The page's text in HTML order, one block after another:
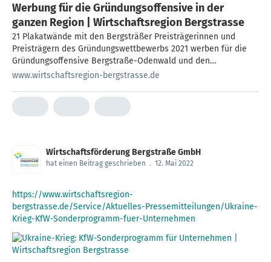
Werbung für die Gründungsoffensive in der
ganzen Region | Wirtschaftsregion Bergstrasse
21 Plakatwände mit den Bergsträßer Preisträgerinnen und
Preisträgern des Gründungswettbewerbs 2021 werben für die
Gründungsoffensive Bergstraße-Odenwald und den
Gründungspreis
www.wirtschaftsregion-bergstrasse.de
Wirtschaftsförderung Bergstraße GmbH
hat einen Beitrag geschrieben . 12. Mai 2022
https://www.wirtschaftsregion-
bergstrasse.de/Service/Aktuelles-Pressemitteilungen/Ukraine-
Krieg-KfW-Sonderprogramm-fuer-Unternehmen